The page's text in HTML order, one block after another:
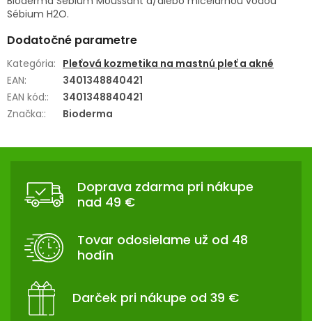
Sébium H2O.
Dodatočné parametre
Kategória: Pleťová kozmetika na mastnú pleť a akné
EAN:
3401348840421
EAN kód::
3401348840421
Značka:: Bioderma
Z
Doprava zdarma pri nákupe
nad 49 €
Tovar odosielame už od 48
hodín
Darček pri nákupe od 39 €